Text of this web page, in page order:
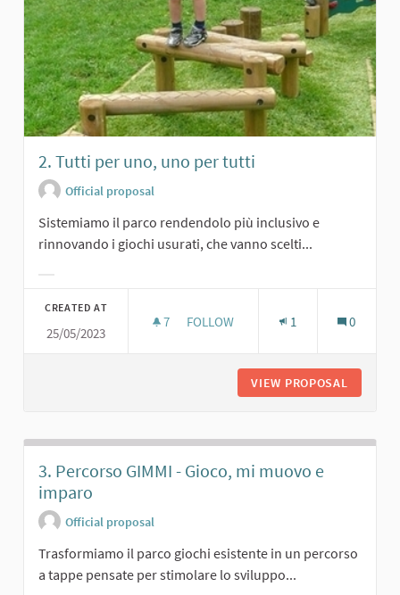
2. Tutti per uno, uno per tutti
Official proposal
Sistemiamo il parco rendendolo più inclusivo e
rinnovando i giochi usurati, che vanno scelti...
CREATED AT
25/05/2023
7 7 FOLLOWERS
FOLLOW 1 0
VIEW PROPOSAL
3. Percorso GIMMI - Gioco, mi muovo e
imparo
Official proposal
Trasformiamo il parco giochi esistente in un percorso
a tappe pensate per stimolare lo sviluppo...